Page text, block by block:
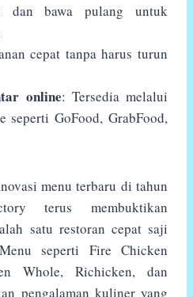
dan bawa pulang untuk
cepat tanpa harus turun
online: Tersedia melalui
GoFood, GrabFood,
menu terbaru di tahun
terus membuktikan
satu restoran cepat saji
seperti Fire Chicken
Whole, Richicken, dan
pengalaman kuliner yang